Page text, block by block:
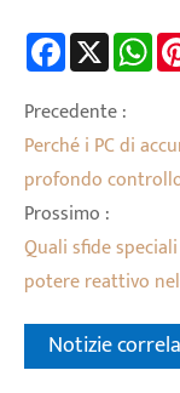
Facebook
Precedente :
Perché i PC di
profondo
Prossimo :
Quali sfide
potere reattivo
Notizie